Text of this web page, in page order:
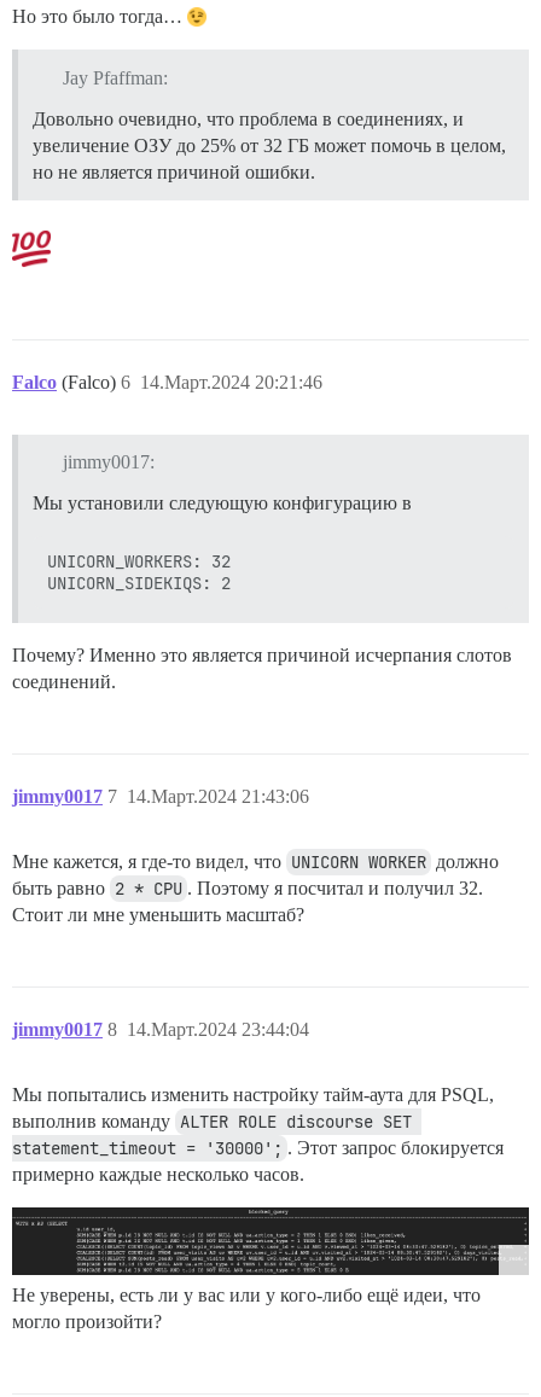
Но это было тогда…
Jay Pfaffman:
Довольно очевидно, что проблема в соединениях, и
увеличение ОЗУ до 25% от 32 ГБ может помочь в целом,
но не является причиной ошибки.
Falco (Falco) 14.Март.2024 20:21:46
6
jimmy0017:
Мы установили следующую конфигурацию в
UNICORN_WORKERS: 32
Почему? Именно это является причиной исчерпания слотов
соединений.
jimmy0017 14.Март.2024 21:43:06
7
Мне кажется, я где-то видел, что UNICORN WORKER должно
быть равно 2 * CPU . Поэтому я посчитал и получил 32.
Стоит ли мне уменьшить масштаб?
jimmy0017 14.Март.2024 23:44:04
8
Мы попытались изменить настройку тайм-аута для PSQL,
выполнив команду ALTER ROLE discourse SET
statement_timeout = '30000'; . Этот запрос блокируется
примерно каждые несколько часов.
Не уверены, есть ли у вас или у кого-либо ещё идеи, что
могло произойти?